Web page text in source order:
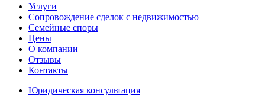
Услуги
Сопровождение сделок с недвижимостью
Семейные споры
Цены
О компании
Отзывы
Контакты
Юридическая консультация